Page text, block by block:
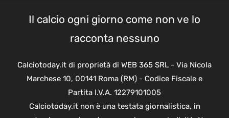
Il calcio ogni giorno come non ve lo
racconta nessuno
Calciotoday.it di proprietà di WEB 365 SRL - Via Nicola
Marchese 10, 00141 Roma (RM) - Codice Fiscale e
Partita I.V.A. 12279101005
Calciotoday.it non è una testata giornalistica, in